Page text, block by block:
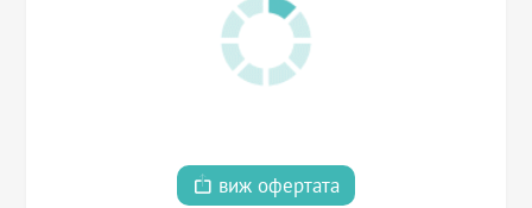
виж офертата